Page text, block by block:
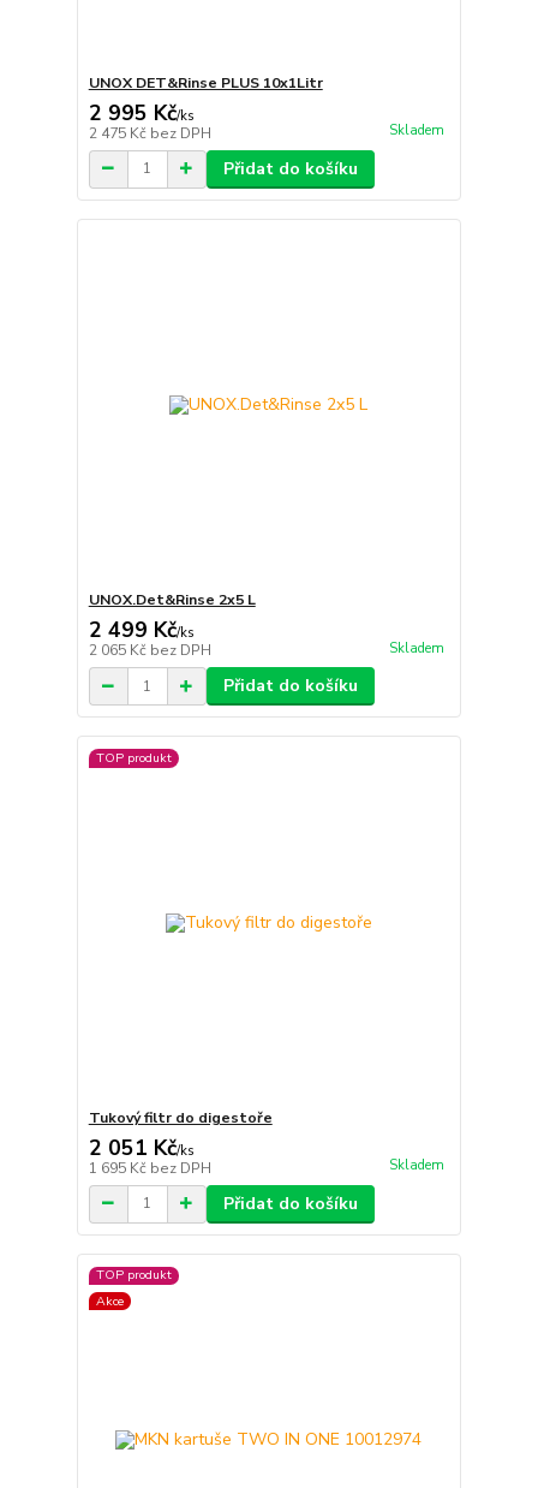
UNOX DET&Rinse PLUS 10x1Litr
2 995 Kč/ks
2 475 Kč bez DPH Skladem
Přidat do košíku
UNOX.Det&Rinse 2x5 L
2 499 Kč/ks
2 065 Kč bez DPH Skladem
Přidat do košíku
TOP produkt
Tukový filtr do digestoře
2 051 Kč/ks
1 695 Kč bez DPH Skladem
Přidat do košíku
TOP produkt
Akce